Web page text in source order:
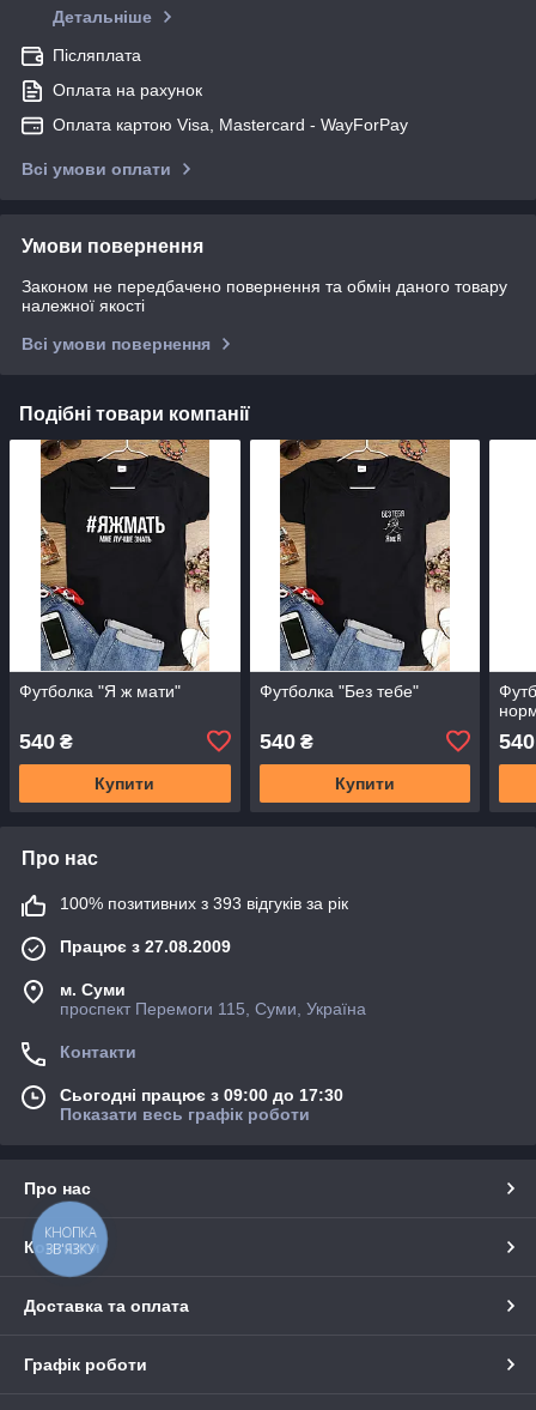
Детальніше
Післяплата
Оплата на рахунок
Оплата картою Visa, Mastercard - WayForPay
Всі умови оплати
Умови повернення
Законом не передбачено повернення та обмін даного товару
належної якості
Всі умови повернення
Подібні товари компанії
Футболка "Я ж мати"
540 ₴
Купити
Футболка "Без тебе"
540₴
Купити
540
Про нас
100% позитивних з 393 відгуків за рік
Працює з 27.08.2009
м. Суми
проспект Перемоги 115, Суми, Україна
Контакти
Сьогодні працює з 09:00 до 17:30
Показати весь графік роботи
Про нас
Контакти
Доставка та оплата
Графік роботи
КНОПКА
ЗВ'ЯЗКУ